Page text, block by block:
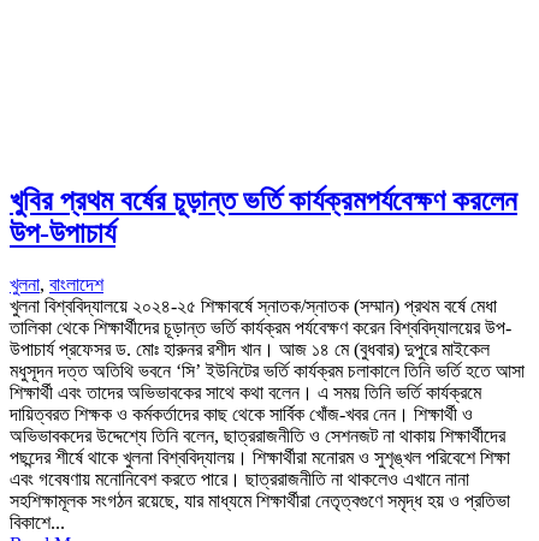
খুবির প্রথম বর্ষের চূড়ান্ত ভর্তি কার্যক্রমপর্যবেক্ষণ করলেন
উপ-উপাচার্য
খুলনা, বাংলাদেশ
খুলনা বিশ্ববিদ্যালয়ে ২০২৪-২৫ শিক্ষাবর্ষে স্নাতক/স্নাতক (সম্মান) প্রথম বর্ষে মেধা
তালিকা থেকে শিক্ষার্থীদের চূড়ান্ত ভর্তি কার্যক্রম পর্যবেক্ষণ করেন বিশ্ববিদ্যালয়ের উপ-
উপাচার্য প্রফেসর ড. মোঃ হারুনর রশীদ খান। আজ ১৪ মে (বুধবার) দুপুরে মাইকেল
মধুসূদন দত্ত অতিথি ভবনে ‘সি’ ইউনিটের ভর্তি কার্যক্রম চলাকালে তিনি ভর্তি হতে আসা
শিক্ষার্থী এবং তাদের অভিভাবকের সাথে কথা বলেন। এ সময় তিনি ভর্তি কার্যক্রমে
দায়িত্বরত শিক্ষক ও কর্মকর্তাদের কাছ থেকে সার্বিক খোঁজ-খবর নেন। শিক্ষার্থী ও
অভিভাবকদের উদ্দেশ্যে তিনি বলেন, ছাত্ররাজনীতি ও সেশনজট না থাকায় শিক্ষার্থীদের
পছন্দের শীর্ষে থাকে খুলনা বিশ্ববিদ্যালয়। শিক্ষার্থীরা মনোরম ও সুশৃঙ্খল পরিবেশে শিক্ষা
এবং গবেষণায় মনোনিবেশ করতে পারে। ছাত্ররাজনীতি না থাকলেও এখানে নানা
সহশিক্ষামূলক সংগঠন রয়েছে, যার মাধ্যমে শিক্ষার্থীরা নেতৃত্বগুণে সমৃদ্ধ হয় ও প্রতিভা
বিকাশে...